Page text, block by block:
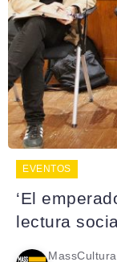
EVENTOS
‘El
lectura
MassCultura